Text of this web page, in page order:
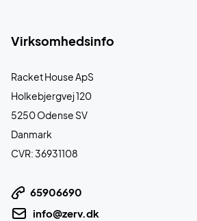
Virksomhedsinfo
Racket House ApS
Holkebjergvej 120
5250 Odense SV
Danmark
CVR: 36931108
65906690
info@zerv.dk